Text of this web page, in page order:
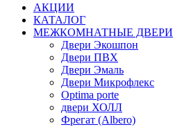
АКЦИИ
КАТАЛОГ
МЕЖКОМНАТНЫЕ ДВЕРИ
Двери Экошпон
Двери ПВХ
Двери Эмаль
Двери Микрофлекс
Optima porte
двери ХОЛЛ
Фрегат (Albero)